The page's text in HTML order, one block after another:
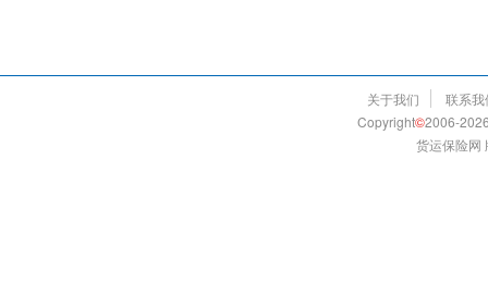
关于我们
联系我
Copyright©2006-
货运保险网